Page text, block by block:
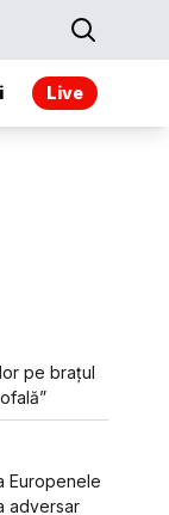
Live
pe brațul
Europenele
adversar